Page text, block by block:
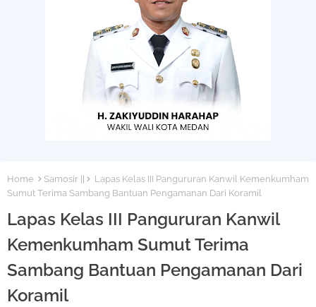
Home Samosir ||
Lapas Kelas III Pangururan Kanwil Kemenkumham
Sumut Terima Sambang Bantuan Pengamanan Dari Koramil
Lapas Kelas III Pangururan Kanwil
Kemenkumham Sumut Terima
Sambang Bantuan Pengamanan Dari
Koramil